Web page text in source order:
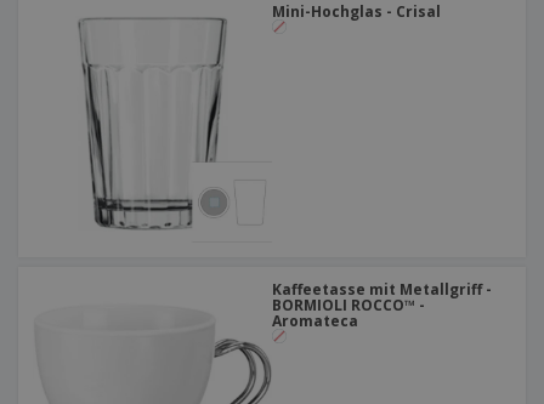
Mini-Hochglas - Crisal
Kaffeetasse mit Metallgriff -
BORMIOLI ROCCO™ -
Aromateca